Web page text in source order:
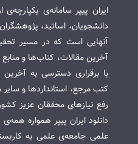
ایران پیپر سامانه‌ی
دانشجویان، اساتید،
آنهایی است که در مسیر
آخرین مقالات، کتاب‌ها و
با برقراری دسترسی به آخرین
کتب مرجع، استانداردها و
رفع نیازهای محققان عزیز
دانلود ایران پیپر همواره
علمی جامعه‌ی علمی به